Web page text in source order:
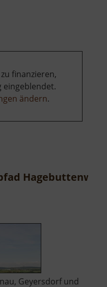
finanzieren,
eingeblendet.
ändern.
Hagebuttenweg
Geyersdorf und